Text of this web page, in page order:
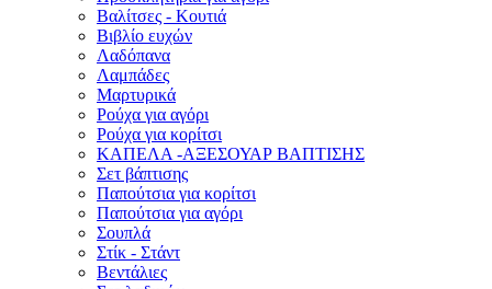
Βαλίτσες - Κουτιά
Βιβλίο ευχών
Λαδόπανα
Λαμπάδες
Μαρτυρικά
Ρούχα για αγόρι
Ρούχα για κορίτσι
ΚΑΠΕΛΑ -ΑΞΕΣΟΥΑΡ ΒΑΠΤΙΣΗΣ
Σετ βάπτισης
Παπούτσια για κορίτσι
Παπούτσια για αγόρι
Σουπλά
Στίκ - Στάντ
Βεντάλιες